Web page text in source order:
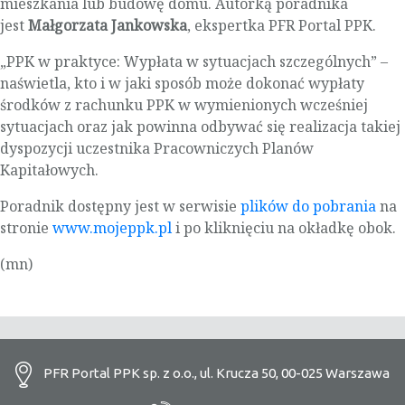
jestMałgorzata Jankowska, ekspertka PFR Portal PPK.
„PPK w praktyce: Wypłata w sytuacjach szczególnych” –
naświetla, kto i w jaki sposób może dokonać wypłaty
środków z rachunku PPK w wymienionych wcześniej
sytuacjach oraz jak powinna odbywać się realizacja takiej
dyspozycji uczestnika Pracowniczych Planów
Kapitałowych.
Poradnik dostępny jest w serwisie plików do pobraniana
stronie www.mojeppk.pli po kliknięciu na okładkę obok.
(mn)
PFR Portal PPK sp. z o.o., ul. Krucza 50, 00-025 Warszawa